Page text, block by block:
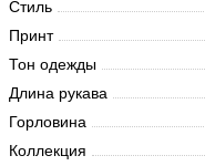
Стиль
Принт
Тон одежды
Длина рукава
Горловина
Коллекция